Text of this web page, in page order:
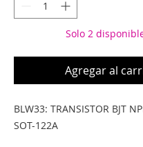
Solo 2
Agregar al
BLW33: TRANSISTOR BJT
SOT-122A